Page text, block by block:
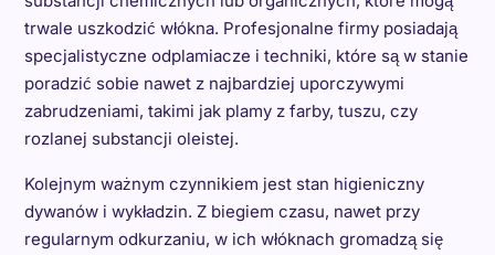
trwale uszkodzić włókna. Profesjonalne firmy posiadają
specjalistyczne odplamiacze i techniki, które są w stanie
poradzić sobie nawet z najbardziej uporczywymi
zabrudzeniami, takimi jak plamy z farby, tuszu, czy
rozlanej substancji oleistej.
Kolejnym ważnym czynnikiem jest stan higieniczny
dywanów i wykładzin. Z biegiem czasu, nawet przy
regularnym odkurzaniu, w ich włóknach gromadzą się